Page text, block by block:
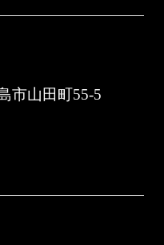
市山田町55-5